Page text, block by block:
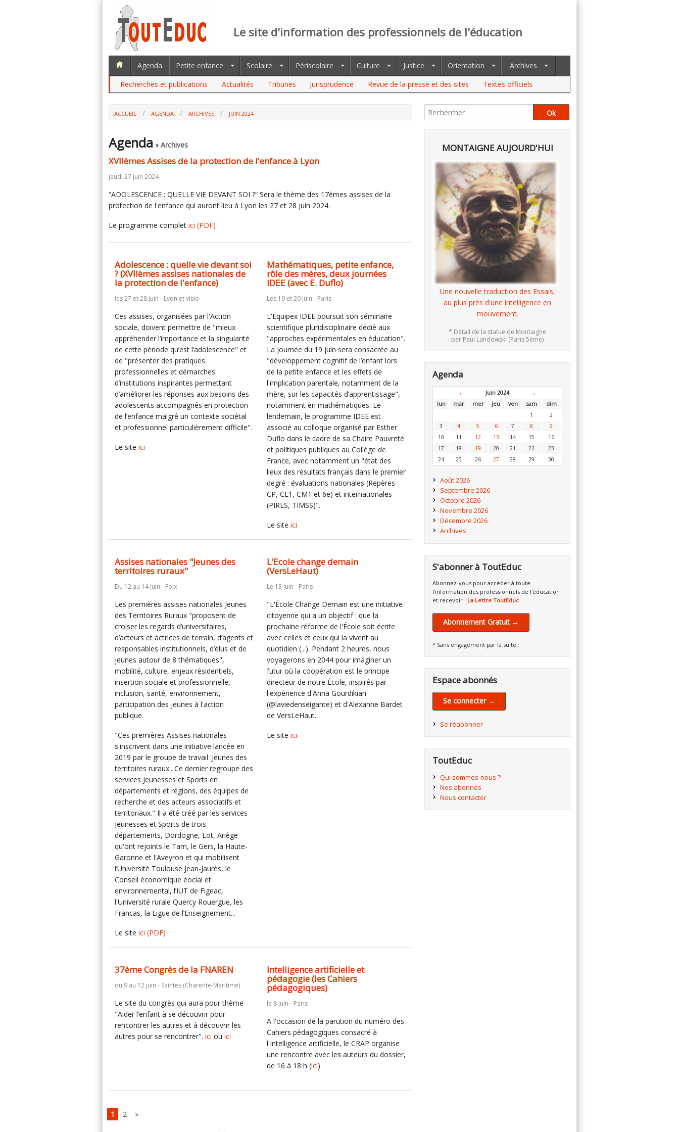
Le site d'information des professionnels de l'éducation
Agenda Petite enfance Scolaire Périscolaire Culture Justice Orientation
Archives
Recherches et publications
Actualités Tribunes Jurisprudence Revue de la presse et des sites Textes officiels
ACCUEIL AGENDA ARCHIVES JUIN 2024
Agenda » Archives
XVIIèmes Assises de la protection de l'enfance à Lyon
jeudi 27 juin 2024
“ADOLESCENCE : QUELLE VIE DEVANT SOI ?“ Sera le thème des 17èmes assises de la
protection de l'enfance qui auront lieu à Lyon les 27 et 28 juin 2024.
Le programme complet ici (PDF)
Adolescence : quelle vie devant soi
? (XVIIèmes assises nationales de
la protection de l'enfance)
les 27 et 28 juin - Lyon et visio
Ces assises, organisées par l'Action
sociale, doivent permettre de "mieux
appréhender l’importance et la singularité
de cette période qu’est l’adolescence" et
de "présenter des pratiques
professionnelles et démarches
d’institutions inspirantes permettant
d’améliorer les réponses aux besoins des
adolescents accompagnés en protection
de l’enfance malgré un contexte sociétal
et professionnel particulièrement difficile".
Le site ici
Mathématiques, petite enfance,
rôle des mères, deux journées
IDEE (avec E. Duflo)
Les 19 et 20 juin - Paris
L'Equipex IDEE poursuit son séminaire
scientifique pluridisciplinaire dédié aux
"approches expérimentales en éducation".
La journée du 19 juin sera consacrée au
"développement cognitif de l’enfant lors
de la petite enfance et les effets de
l'implication parentale, notamment de la
mère, sur les capacités d’apprentissage",
notamment en mathématiques. Le
lendemain, le programme IDEE est
associé au colloque organisé par Esther
Duflo dans le cadre de sa Chaire Pauvreté
et politiques publiques au Collège de
France​, avec notamment un "état des
lieux des résultats français dans le premier
degré : évaluations nationales (Repères
CP, CE1, CM1 et 6e) et internationales
(PIRLS, TIMSS)".
Le site ici
Assises nationales "Jeunes des
territoires ruraux"
Du 12 au 14 juin - Foix
Les premières assises nationales Jeunes
des Territoires Ruraux "proposent de
croiser les regards d’universitaires,
d’acteurs et actrices de terrain, d’agents et
responsables institutionnels, d’élus et de
jeunes autour de 8 thématiques",
mobilité, culture, enjeux résidentiels,
insertion sociale et professionnelle,
inclusion, santé, environnement,
participation des jeunes à l'action
publique.
"Ces premières Assises nationales
s'inscrivent dans une initiative lancée en
2019 par le groupe de travail 'Jeunes des
territoires ruraux'. Ce dernier regroupe des
services Jeunesses et Sports en
départements et régions, des équipes de
recherche et des acteurs associatifs et
territoriaux." Il a été créé par les services
Jeunesses et Sports de trois
départements, Dordogne, Lot, Ariège
qu'ont rejoints le Tarn, le Gers, la Haute-
Garonne et l'Aveyron et qui mobilisent
l’Université Toulouse Jean-Jaurès, le
Conseil économique éocial et
environnemental, l’IUT de Figeac,
l'Université rurale Quercy Rouergue, les
Francas, la Ligue de l’Enseignement...
Le site ici (PDF)
L'Ecole change demain
(VersLeHaut)
Le 13 juin - Paris
"L'École Change Demain est une initiative
citoyenne qui a un objectif : que la
prochaine réforme de l'École soit écrite
avec celles et ceux qui la vivent au
quotidien (...). Pendant 2 heures, nous
voyagerons en 2044 pour imaginer un
futur où la coopération est le principe
directeur de notre École, inspirés par
l'expérience d'Anna Gourdikian
(@laviedenseigante) et d'Alexanne Bardet
de VersLeHaut.
Le site ici
37ème Congrès de la FNAREN
du 9 au 12 juin - Saintes (Charente-Maritime)
Le site du congrès qui aura pour thème
"Aider l’enfant à se découvrir pour
rencontrer les autres et à découvrir les
autres pour se rencontrer". ici ou ici
Intelligence artificielle et
pédagogie (les Cahiers
pédagogiques)
le 8 juin - Paris
A l'occasion de la parution du numéro des
Cahiers pédagogiques consacré à
l'Intelligence artificielle, le CRAP organise
une rencontre avec les auteurs du dossier,
de 16 à 18 h (ici)
1 2 »
MONTAIGNE AUJOURD'HUI
Une nouvelle traduction des Essais,
au plus près d'une intelligence en
mouvement.
* Détail de la statue de Montaigne
par Paul Landowski (Paris 5ème)
Agenda
← Juin 2024
→
lun
mar mer jeu ven sam
dim
1
2
3
4 5 6 7 8
9
10
11 12 13 14 15
16
17
18 19 20 21 22
23
24
25 26 27 28 29 30
Août 2026
Septembre 2026
Octobre 2026
Novembre 2026
Décembre 2026
Archives
S'abonner à ToutEduc
Abonnez-vous pour accéder à toute
l'information des professionnels de l'éducation
et recevoir : La Lettre ToutEduc
Abonnement Gratuit →
* Sans engagement par la suite.
Espace abonnés
Se connecter →
Se réabonner
ToutEduc
Qui sommes-nous ?
Nos abonnés
Nous contacter